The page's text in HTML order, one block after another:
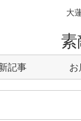
大
記事 お